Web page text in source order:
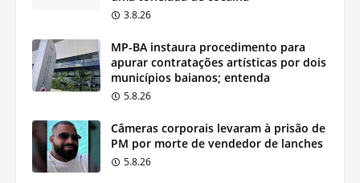
3.8.26
MP-BA instaura procedimento para
apurar contratações artísticas por dois
municípios baianos; entenda
5.8.26
Câmeras corporais levaram à prisão de
PM por morte de vendedor de lanches
5.8.26